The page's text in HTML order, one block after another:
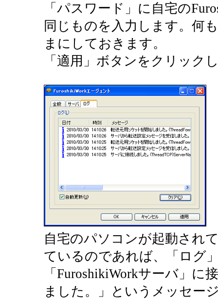
「パスワード」に自宅の
同じものを入力します。何
まにしておきます。
「適用」ボタンをクリック
自宅のパソコンが起動され
ているのであれば、「ログ
「FuroshikiWorkサーバ」
ました。」というメッセー